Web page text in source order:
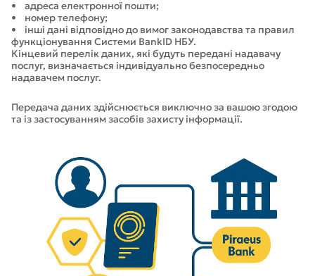
• адреса електронної пошти;
• номер телефону;
• інші дані відповідно до вимог законодавства та правил
функціонування Системи BankID НБУ.
Кінцевий перелік даних, які будуть передані надавачу
послуг, визначається індивідуально безпосередньо
надавачем послуг.
Передача даних здійснюється виключно за вашою згодою
та із застосуванням засобів захисту інформації.